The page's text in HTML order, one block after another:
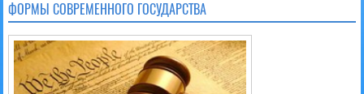
ФОРМЫ СОВРЕМЕННОГО ГОСУДАРСТВА